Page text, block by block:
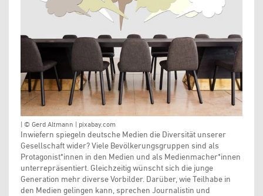
Inwiefern spiegeln deutsche Medien die Diversität unserer
Gesellschaft wider? Viele Bevölkerungsgruppen sind als
Protagonist*innen in den Medien und als Medienmacher*innen
unterrepräsentiert. Gleichzeitig wünscht sich die junge
Generation mehr diverse Vorbilder. Darüber, wie Teilhabe in
den Medien gelingen kann, sprechen Journalistin und
| © Gerd Altmann | pixabay.com